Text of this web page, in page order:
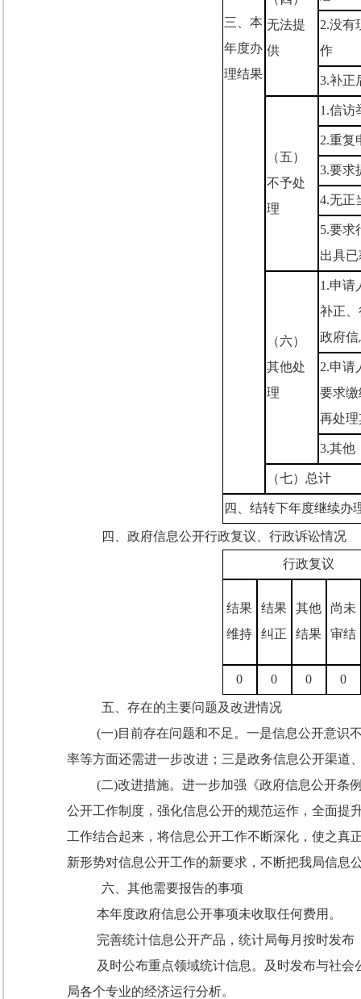
三、本
年度办
理结果
无法提
供
2.没有
作
3.补正
（五）
不予处
理
1.信访
2.重复
3.要求
4.无正
5.要求
出具
（六）
其他处
理
1.申请
补正
政府
2.申请
要求
再处
3.其他
（七）总计
四、结转下年度继续办
四、 政府信息公开行政复议、行政诉讼情况
行政复议
结果
维持
结果
纠正
其他
结果
尚未
审结
0 0 0 0
五、存在的主要问题及改进情况
(一)目前存在问题和不足。一是信息公开意识
率等方面还需进一步改进；三是政务信息公开渠道
(二)改进措施。进一步加强《政府信息公开条
公开工作制度，强化信息公开的规范运作，全面提
工作结合起来，将信息公开工作不断深化，使之真
新形势对信息公开工作的新要求，不断把我局信息
六、其他需要报告的事项
本年度政府信息公开事项未收取任何费用。
完善统计信息公开产品，统计局每月按时发
及时公布重点领域统计信息。及时发布与社
局各个专业的经济运行分析。